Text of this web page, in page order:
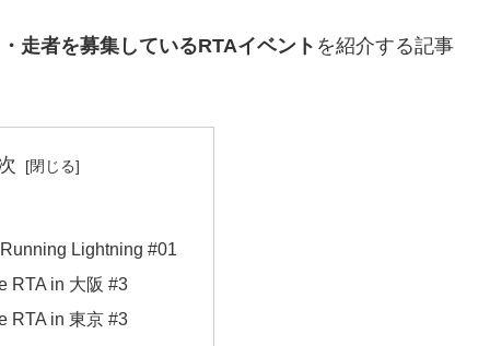
走者を募集しているRTAイベント を紹介する記事
Lightning #01
RTA in 大阪 #3
RTA in 東京 #3